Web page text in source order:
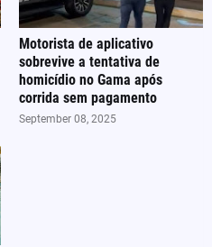
Motorista de aplicativo
sobrevive a tentativa de
homicídio no Gama após
corrida sem pagamento
September 08, 2025